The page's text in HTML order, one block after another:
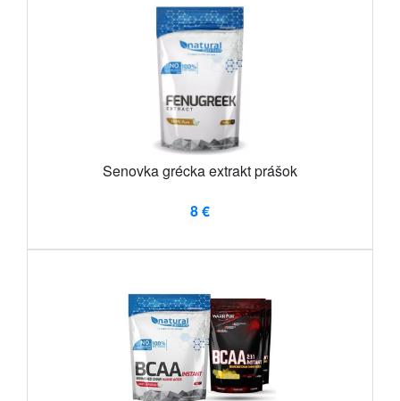
Senovka grécka extrakt prášok
8 €